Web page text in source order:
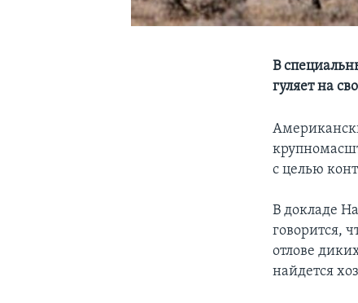
В
гуляет на
с целью
В докладе
говорится,
отлове
найдется